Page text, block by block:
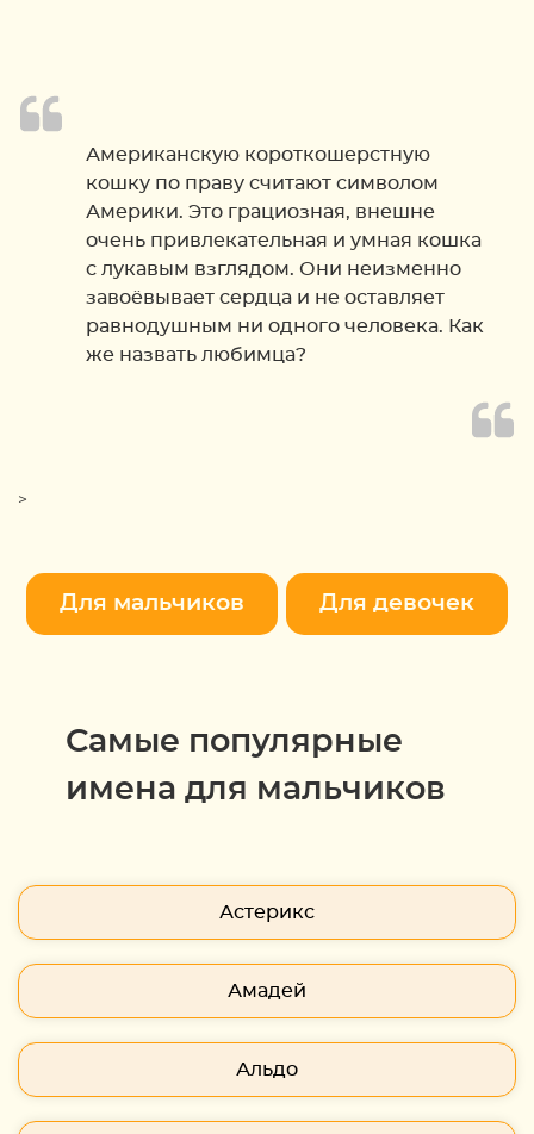
Американскую короткошерстную
кошку по праву считают символом
Америки. Это грациозная, внешне
очень привлекательная и умная кошка
с лукавым взглядом. Они неизменно
завоёвывает сердца и не оставляет
равнодушным ни одного человека. Как
же назвать любимца?
>
Для мальчиков Для девочек
Самые популярные
имена для мальчиков
Астерикс
Амадей
Альдо